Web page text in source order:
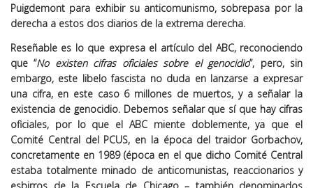
Puigdemont para exhibir su anticomunismo, sobrepasa por la
derecha a estos dos diarios de la extrema derecha.
Reseñable es lo que expresa el artículo del ABC, reconociendo
que “No existen cifras oficiales sobre el genocidio”, pero, sin
embargo, este libelo fascista no duda en lanzarse a expresar
una cifra, en este caso 6 millones de muertos, y a señalar la
existencia de genocidio. Debemos señalar que sí que hay cifras
oficiales, por lo que el ABC miente doblemente, ya que el
Comité Central del PCUS, en la época del traidor Gorbachov,
concretamente en 1989 (época en el que dicho Comité Central
estaba totalmente minado de anticomunistas, reaccionarios y
esbirros de la Escuela de Chicago – también denominados